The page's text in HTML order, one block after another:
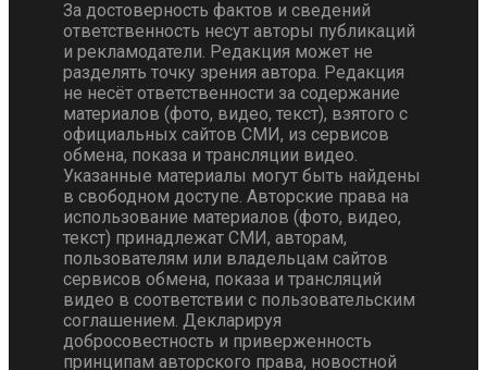
За достоверность фактов и сведений
ответственность несут авторы публикаций
и рекламодатели. Редакция может не
разделять точку зрения автора. Редакция
не несёт ответственности за содержание
материалов (фото, видео, текст), взятого с
официальных сайтов СМИ, из сервисов
обмена, показа и трансляции видео.
Указанные материалы могут быть найдены
в свободном доступе. Авторские права на
использование материалов (фото, видео,
текст) принадлежат СМИ, авторам,
пользователям или владельцам сайтов
сервисов обмена, показа и трансляций
видео в соответствии с пользовательским
соглашением. Декларируя
добросовестность и приверженность
принципам авторского права, новостной